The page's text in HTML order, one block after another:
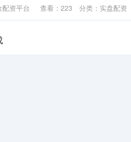
配资平台 查看： 223 分类： 实盘配资